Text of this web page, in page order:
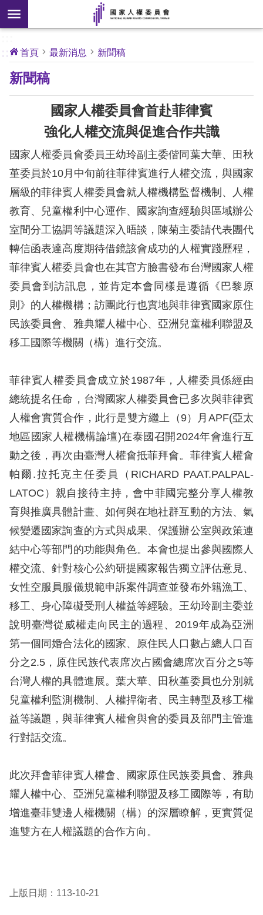
前往主要內容區塊
搜
尋
開
新
核
心
人
權
於
本
會
最
新
消
息
人
權
業
務
核
心
人
權
公
約
情
申
訴
人
資
料
庫
無
障
快
捷
鍵
選
擇
語
兒少版
:::
首頁 最新消息 新聞稿
新聞稿
國家人權委員會首赴菲律賓
強化人權交流與促進合作共識
國家人權委員會委員王幼玲副主委偕同葉大華、田秋
堇委員於10月中旬前往菲律賓進行人權交流，與國家
層級的菲律賓人權委員會就人權機構監督機制、人權
教育、兒童權利中心運作、國家詢查經驗與區域辦公
室間分工協調等議題深入晤談，陳菊主委請代表團代
轉信函表達高度期待借鏡該會成功的人權實踐歷程，
菲律賓人權委員會也在其官方臉書發布台灣國家人權
委員會到訪訊息，並肯定本會同樣是遵循《巴黎原
則》的人權機構；訪團此行也實地與菲律賓國家原住
民族委員會、雅典耀人權中心、亞洲兒童權利聯盟及
移工國際等機關（構）進行交流。
菲律賓人權委員會成立於1987年，人權委員係經由
總統提名任命，台灣國家人權委員會已多次與菲律賓
人權會實質合作，此行是雙方繼上（9）月APF(亞太
地區國家人權機構論壇)在泰國召開2024年會進行互
動之後，再次由臺灣人權會抵菲拜會。菲律賓人權會
帕爾.拉托克主任委員（RICHARD PAAT.PALPAL-
LATOC）親自接待主持，會中菲國完整分享人權教
育與推廣具體計畫、如何與在地社群互動的方法、氣
候變遷國家詢查的方式與成果、保護辦公室與政策連
結中心等部門的功能與角色。本會也提出參與國際人
權交流、針對核心公約研提國家報告獨立評估意見、
女性空服員服儀規範申訴案件調查並發布外籍漁工、
移工、身心障礙受刑人權益等經驗。王幼玲副主委並
說明臺灣從威權走向民主的過程、2019年成為亞洲
第一個同婚合法化的國家、原住民人口數占總人口百
分之2.5，原住民族代表席次占國會總席次百分之5等
台灣人權的具體進展。葉大華、田秋堇委員也分別就
兒童權利監測機制、人權捍衛者、民主轉型及移工權
益等議題，與菲律賓人權會與會的委員及部門主管進
行對話交流。
此次拜會菲律賓人權會、國家原住民族委員會、雅典
耀人權中心、亞洲兒童權利聯盟及移工國際等，有助
增進臺菲雙邊人權機關（構）的深層瞭解，更實質促
進雙方在人權議題的合作方向。
上版日期：113-10-21